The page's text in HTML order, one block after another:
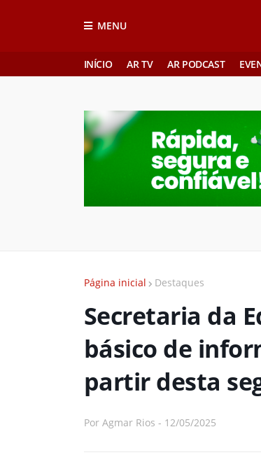
MENU
INÍCIO AR TV AR PODCAST
Página inicial Destaques
Secretaria da
básico de
partir desta
Por Agmar Rios - 12/05/2025